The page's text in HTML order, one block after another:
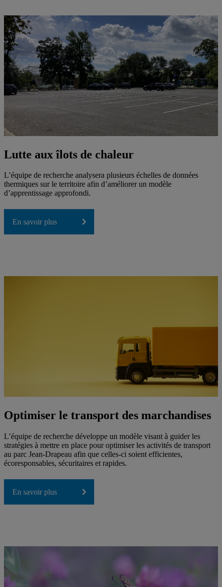
Lutte aux îlots de chaleur
L’équipe de recherche analysera plusieurs échelles de données
thermiques sur le territoire afin d’améliorer un modèle
d’apprentissage approfondi.
En savoir plus
Optimiser le transport des marchandises
L’équipe de recherche développe un modèle visant à guider les
stratégies à mettre en place pour optimiser les activités de transport
au parc Jean-Drapeau afin que celles-ci soient efficientes,
écoresponsables, sécuritaires et rapides.
En savoir plus